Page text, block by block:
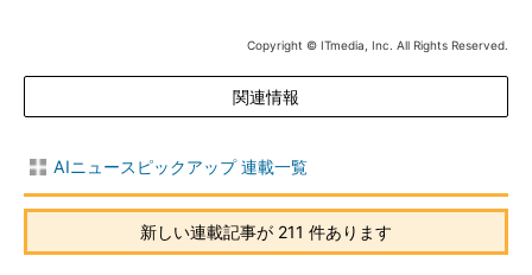
Copyright © ITmedia, Inc. All Rights Reserved.
関連情報
AIニュースピックアップ 連載一覧
新しい連載記事が 211 件あります